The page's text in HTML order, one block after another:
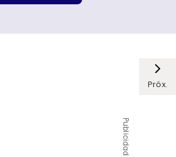
Próx.
Publicidad